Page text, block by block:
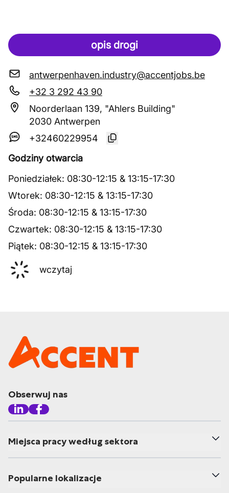
opis drogi
antwerpenhaven.industry@accentjobs.be
+32 3 292 43 90
Noorderlaan 139, "Ahlers Building"
2030 Antwerpen
+32460229954
Godziny otwarcia
Poniedziałek: 08:30-12:15 & 13:15-17:30
Wtorek: 08:30-12:15 & 13:15-17:30
Środa: 08:30-12:15 & 13:15-17:30
Czwartek: 08:30-12:15 & 13:15-17:30
Piątek: 08:30-12:15 & 13:15-17:30
wczytaj
Obserwuj nas
Miejsca pracy według sektora
Popularne lokalizacje